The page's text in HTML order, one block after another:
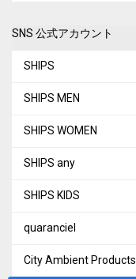
SNS 公式アカウント
SHIPS
SHIPS MEN
SHIPS WOMEN
SHIPS any
SHIPS KIDS
quaranciel
City Ambient Products